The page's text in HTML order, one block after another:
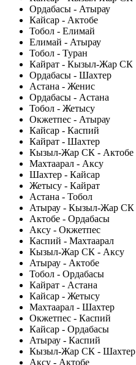
Ордабасы - Атырау
Кайсар - Актобе
Тобол - Елимай
Елимай - Атырау
Тобол - Туран
Кайрат - Кызыл-Жар СК
Ордабасы - Шахтер
Астана - Женис
Ордабасы - Астана
Тобол - Жетысу
Окжетпес - Атырау
Кайсар - Каспий
Кайрат - Шахтер
Кызыл-Жар СК - Актобе
Махтаарал - Аксу
Шахтер - Кайсар
Жетысу - Кайрат
Астана - Тобол
Атырау - Кызыл-Жар СК
Актобе - Ордабасы
Аксу - Окжетпес
Каспий - Махтаарал
Кызыл-Жар СК - Аксу
Атырау - Актобе
Тобол - Ордабасы
Кайрат - Астана
Кайсар - Жетысу
Махтаарал - Шахтер
Окжетпес - Каспий
Кайсар - Ордабасы
Атырау - Каспий
Кызыл-Жар СК - Шахтер
Аксу - Актобе